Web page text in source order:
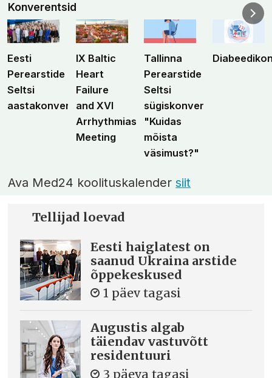
Konverentsid
Eesti
Perearstide
Seltsi
aastakonverents
IX Baltic
Heart
Failure
and XVI
Arrhythmias
Meeting
Tallinna
Perearstide
Seltsi
sügiskonverents
"Kuidas
mõista
väsimust?"
Ava Med24 koolituskalendersiit
Tellijad loevad
Eesti haiglatest on
saanud Ukraina arstide
õppekeskused
1 päev tagasi
Augustis algab
täiendav vastuvõtt
residentuuri
3 päeva tagasi